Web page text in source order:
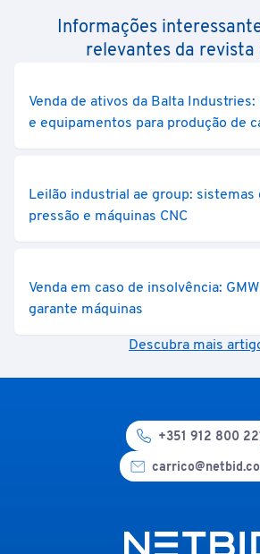
Informações
relevantes da revista
Venda de ativos da Balta
e equipamentos para produção de
Leilão industrial ae group: sistemas
pressão e máquinas CNC
Venda em caso de insolvência:
garante máquinas
Descubra mais
+351 912 800